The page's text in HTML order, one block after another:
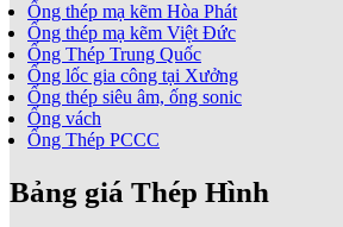
Ống thép mạ kẽm Hòa Phát
Ống thép mạ kẽm Việt Đức
Ống Thép Trung Quốc
Ống lốc gia công tại Xưởng
Ống thép siêu âm, ống sonic
Ống vách
Ống Thép PCCC
Bảng giá Thép Hình